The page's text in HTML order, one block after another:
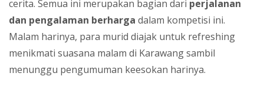
cerita. Semua ini merupakan bagian dari perjalanan
dan pengalaman berharga dalam kompetisi ini.
Malam harinya, para murid diajak untuk refreshing
menikmati suasana malam di Karawang sambil
menunggu pengumuman keesokan harinya.